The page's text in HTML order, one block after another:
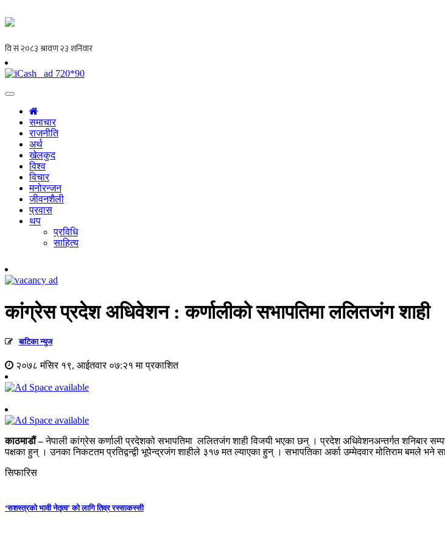
समाचार
राजनीति
अर्थ
खेलकुद
विश्व
विचार
मनोरन्जन
जीवनशैली
प्रवास
थप
प्रविधि
साहित्य
कांग्रेस प्रदेश अधिवेशन : कर्णालीको सभापतिमा ललितजंग शाही
बाटिका न्युज
२०७८ मंसिर १९, आईतवार ०७:२१ मा प्रकाशित
काठमाडौं –नेपाली कांग्रेस कर्णाली प्रदेशको सभापतिमा ललितजंग शाही विजयी भएका छन् । प्रदेश अधिवेशनअन्तर्गत शनिबार
पक्षका हुन् । उनका निकटतम प्रतिद्वन्द्वी भूपेन्द्रजंग शाहीले ३१७ मत ल्याएका हुन् । सभापतिका अर्का उम्मेदवार मोतिराम बमले भने
सिफारिस
‘सशस्त्रको भावी नेतृत्व’ को लागि तिव्र रस्साकस्सी